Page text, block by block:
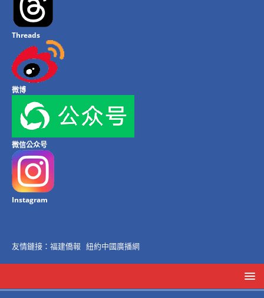
Threads
微博
微信公众号
Instagram
友情鏈接： 福建僑報 紐約中國廣播網